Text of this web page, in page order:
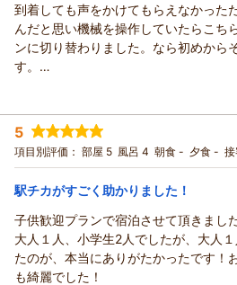
到着しても声をかけてもらえなかった
んだと思い機械を操作していたらこち
ンに切り替わりました。なら初めから
す。
朝フロントに居たスタッフからおはよ
こんな対応されたのは初めてです。
部屋は広くて使いやすくユニバからも
残念です。
宿泊時期： 2026年07月宿泊 (一人旅)
投稿者： うりゅうさん
宿泊プラン： 【限定セール】［食事なし］利
テイ＜大浴場あり＞
シングル 食事なし
宿泊価格帯： 5,001～6,000円(大人一人あた
5
項目別評価： 部屋 5 風呂 4 朝食 - 夕食 -
駅チカがすごく助かりました！
子供歓迎プランで宿泊させて頂きまし
大人１人、小学生2人でしたが、大人
たのが、本当にありがたかったです！
も綺麗でした！